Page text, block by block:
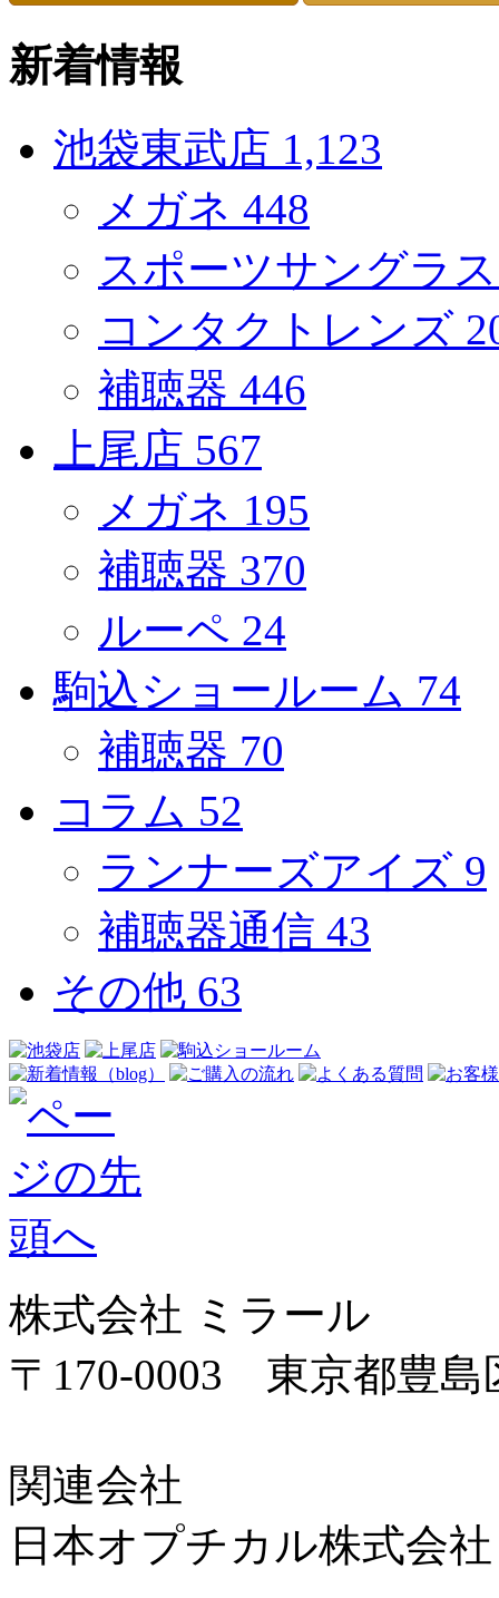
新着情報
池袋東武店 1,123
メガネ 448
スポーツサングラ
コンタクトレンズ
補聴器 446
上尾店 567
メガネ 195
補聴器 370
ルーペ 24
駒込ショールーム 74
補聴器 70
コラム 52
ランナーズアイズ 9
補聴器通信 43
その他 63
株式会社 ミラール
〒170-0003 東京都豊島
関連会社
日本オプチカル株式会社